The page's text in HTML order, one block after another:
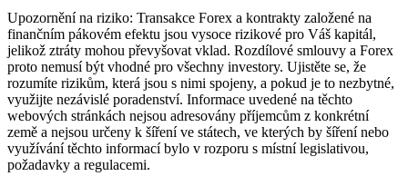
Upozornění na riziko: Transakce Forex a kontrakty založené na
finančním pákovém efektu jsou vysoce rizikové pro Váš kapitál,
jelikož ztráty mohou převyšovat vklad. Rozdílové smlouvy a Forex
proto nemusí být vhodné pro všechny investory. Ujistěte se, že
rozumíte rizikům, která jsou s nimi spojeny, a pokud je to nezbytné,
využijte nezávislé poradenství. Informace uvedené na těchto
webových stránkách nejsou adresovány příjemcům z konkrétní
země a nejsou určeny k šíření ve státech, ve kterých by šíření nebo
využívání těchto informací bylo v rozporu s místní legislativou,
požadavky a regulacemi.